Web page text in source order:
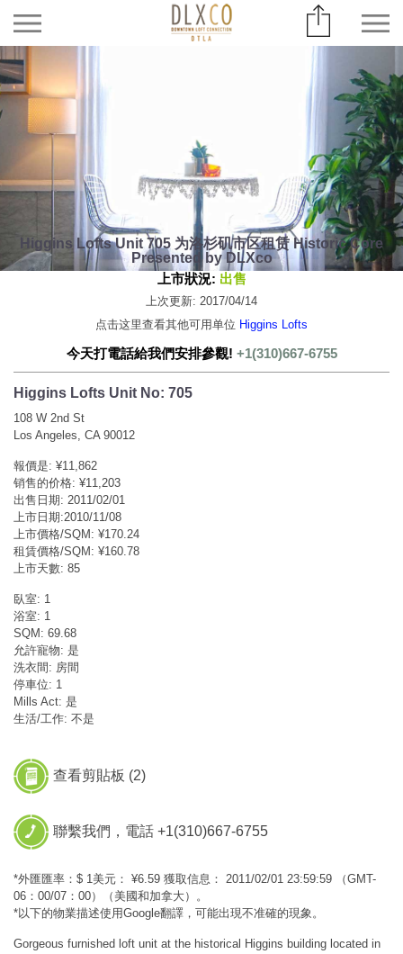
Higgins Lofts Unit 705 为洛杉矶市区租赁 Historic Core
Presented by DLXco
上市狀況: 出售
上次更新: 2017/04/14
点击这里查看其他可用单位 Higgins Lofts
今天打電話給我們安排參觀! +1(310)667-6755
Higgins Lofts Unit No: 705
108 W 2nd St
Los Angeles, CA 90012
報價是: ¥11,862
销售的价格: ¥11,203
出售日期: 2011/02/01
上市日期:2010/11/08
上市價格/SQM: ¥170.24
租賃價格/SQM: ¥160.78
上市天數: 85
臥室: 1
浴室: 1
SQM: 69.68
允許寵物: 是
洗衣間: 房間
停車位: 1
Mills Act: 是
生活/工作: 不是
查看剪貼板 (2)
聯繫我們，電話 +1(310)667-6755
*外匯匯率：$ 1美元： ¥6.59 獲取信息： 2011/02/01 23:59:59 （GMT-
06：00/07：00）（美國和加拿大）。
*以下的物業描述使用Google翻譯，可能出現不准確的現象。
Gorgeous furnished loft unit at the historical Higgins building located in